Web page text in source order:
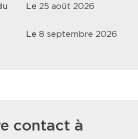
Le 25 août 2026
Le 8 septembre 2026
contact à